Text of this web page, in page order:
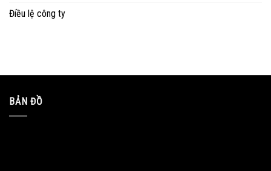
Điều lệ công ty
BẢN ĐỒ